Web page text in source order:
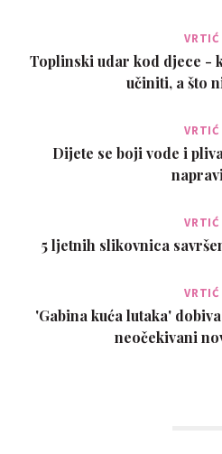
VRTIĆ
Toplinski udar kod djece -
učiniti, a što
VRTIĆ
Dijete se boji vode i
VRTIĆ
5 ljetnih slikovnica
VRTIĆ
'Gabina kuća lutaka'
neočekivani